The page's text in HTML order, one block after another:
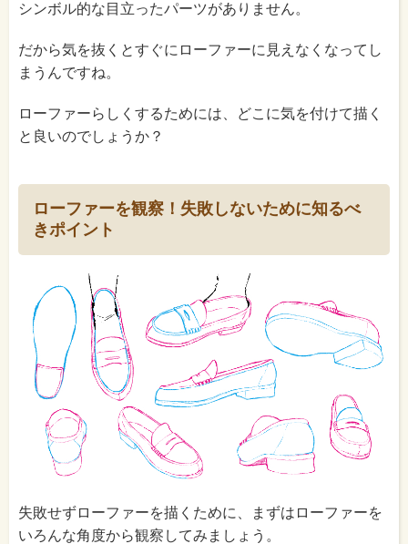
シンボル的な目立ったパーツがありません。
だから気を抜くとすぐにローファーに見えなくなってし
まうんですね。
ローファーらしくするためには、どこに気を付けて描く
と良いのでしょうか？
ローファーを観察！失敗しないために知るべ
きポイント
失敗せずローファーを描くために、まずはローファーを
いろんな角度から観察してみましょう。